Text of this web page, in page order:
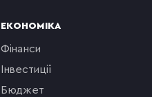
ЕКОНОМІКА
фінанси
інвестиції
бюджет